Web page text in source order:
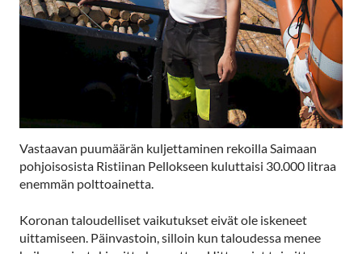
Vastaavan puumäärän kuljettaminen rekoilla Saimaan
pohjoisosista Ristiinan Pellokseen kuluttaisi 30.000 litraa
enemmän polttoainetta.
Koronan taloudelliset vaikutukset eivät ole iskeneet
uittamiseen. Päinvastoin, silloin kun taloudessa menee